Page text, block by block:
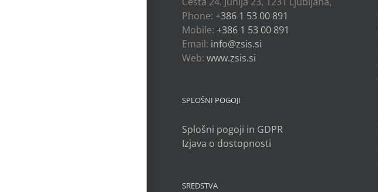
Phone: +386 1 53 00 891
Mobile: +386 1 53 00 891
Email: info@zsis.si
Web: www.zsis.si
SPLOŠNI POGOJI
Splošni pogoji in GDPR
Izjava o dostopnosti
SREDSTVA